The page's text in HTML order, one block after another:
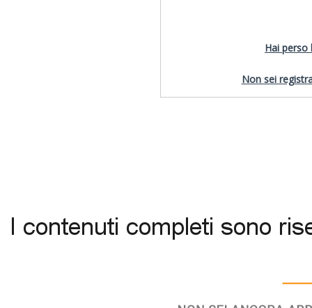
Hai perso
Non sei